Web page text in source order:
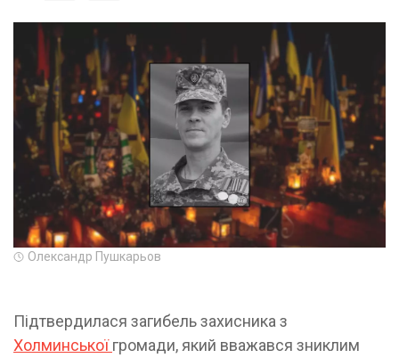
Олександр Пушкарьов
Підтвердилася загибель захисника з
Холминськоїгромади, який вважався зниклим